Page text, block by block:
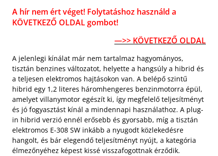
A hír nem ért véget! Folytatáshoz használd a
KÖVETKEZŐ OLDAL gombot!
—>> KÖVETKEZŐ OLDAL
A jelenlegi kínálat már nem tartalmaz hagyományos,
tisztán benzines változatot, helyette a hangsúly a hibrid és
a teljesen elektromos hajtásokon van. A belépő szintű
hibrid egy 1,2 literes háromhengeres benzinmotorra épül,
amelyet villanymotor egészít ki, így megfelelő teljesítményt
és jó fogyasztást kínál a mindennapi használathoz. A plug-
in hibrid verzió ennél erősebb és gyorsabb, míg a tisztán
elektromos E-308 SW inkább a nyugodt közlekedésre
hangolt, és bár elegendő teljesítményt nyújt, a kategória
élmezőnyéhez képest kissé visszafogottnak érződik.